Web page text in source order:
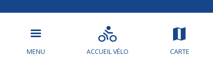
MENU ACCUEIL VÉLO CARTE